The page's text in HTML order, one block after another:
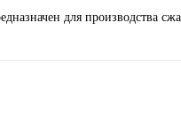
для производства